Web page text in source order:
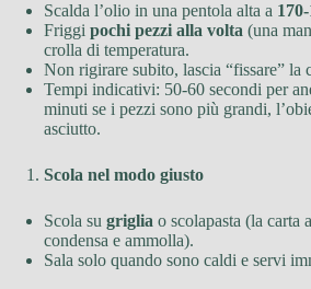
Scalda l’olio in una pentola alta a
Friggi pochi pezzi alla volta (una
crolla di temperatura.
Non rigirare subito, lascia “fissare” la
Tempi indicativi: 50-60 secondi per
minuti se i pezzi sono più grandi,
asciutto.
Scola nel modo giusto
Scola su griglia o scolapasta (la carta
condensa e ammolla).
Sala solo quando sono caldi e servi